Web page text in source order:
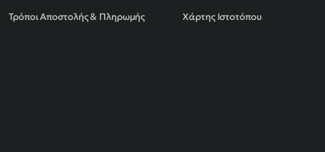
Τρόποι Αποστολής & Πληρωμής
Χάρτης Ιστοτόπου